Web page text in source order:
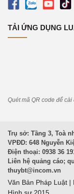
TẢI ỨNG DỤNG
Quét mã QR code để cài
Trụ sở: Tầng 3, Toà
VPĐD: 648 Nguyễn
Điện thoại: 0938 36
Liên hệ quảng cáo;
thuybt@incom.vn
Văn Bản Pháp Luật |